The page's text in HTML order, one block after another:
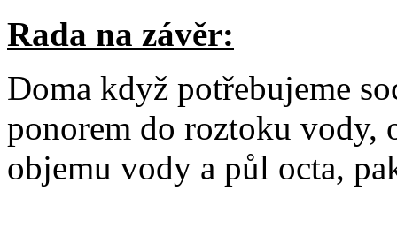
Rada na závěr:
Doma když potřebujeme
ponorem do roztoku vody,
objemu vody a půl octa,